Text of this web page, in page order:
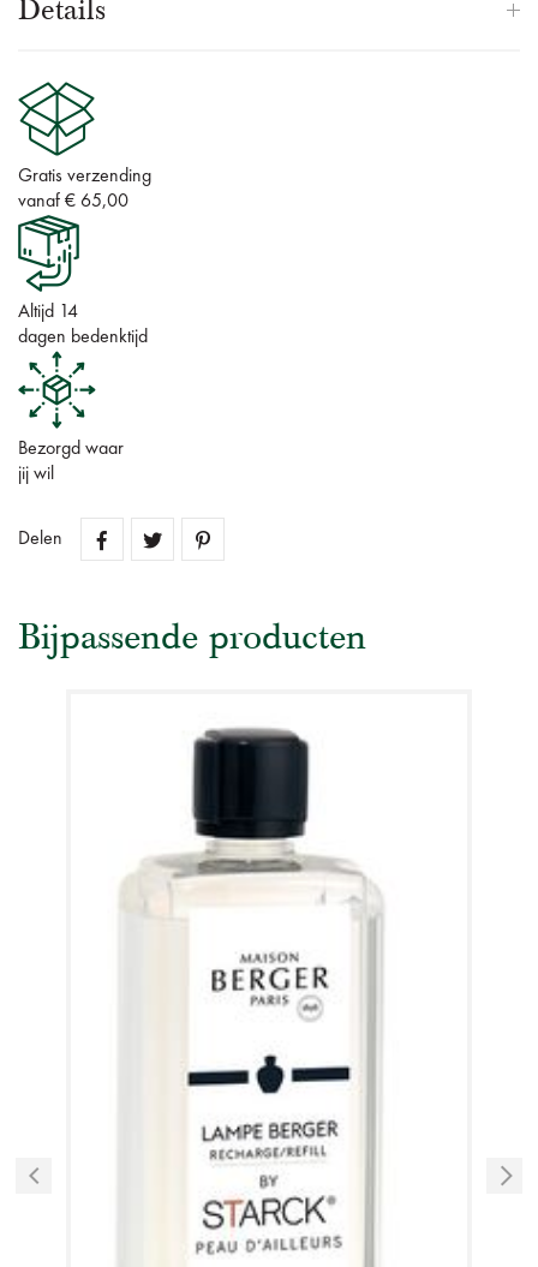
Details
Gratis verzending
vanaf € 65,00
Altijd 14
dagen bedenktijd
Bezorgd waar
jij wil
Delen
Bijpassende producten